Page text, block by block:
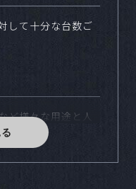
して十分な台数ご
ど様々な用途と人
ます。